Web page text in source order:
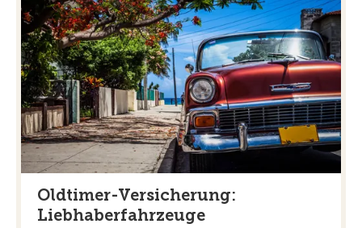
Oldtimer-Versicherung:
Liebhaberfahrzeuge